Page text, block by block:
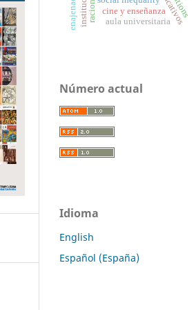
cine y enseñanza
aula universitaria
Número actual
Idioma
English
Español (España)